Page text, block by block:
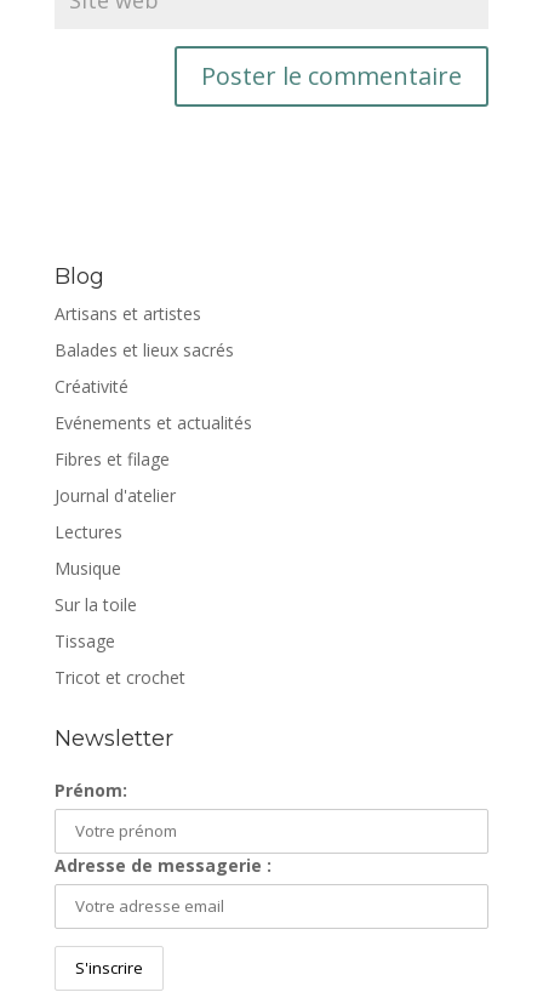
Blog
Artisans et artistes
Balades et lieux sacrés
Créativité
Evénements et actualités
Fibres et filage
Journal d'atelier
Lectures
Musique
Sur la toile
Tissage
Tricot et crochet
Newsletter
Prénom:
Adresse de messagerie :